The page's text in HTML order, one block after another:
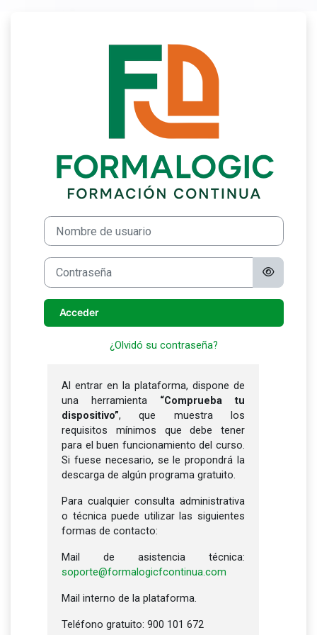
Entrar a
Nombre de usuario
Contraseña
Acceder
¿Olvidó su contraseña?
Al entrar en la plataforma, dispone de
una herramienta “Comprueba tu
dispositivo”, que muestra los
requisitos mínimos que debe tener
para el buen funcionamiento del curso.
Si fuese necesario, se le propondrá la
descarga de algún programa gratuito.
Para cualquier consulta administrativa
o técnica puede utilizar las siguientes
formas de contacto:
Mail de asistencia técnica:
soporte@formalogicfcontinua.com
Mail interno de la plataforma.
Teléfono gratuito: 900 101 672